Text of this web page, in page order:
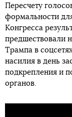
Пересчету
формальности
Конгресса
предшествовали
Трампа в
насилия в день
подкрепления и
органов.